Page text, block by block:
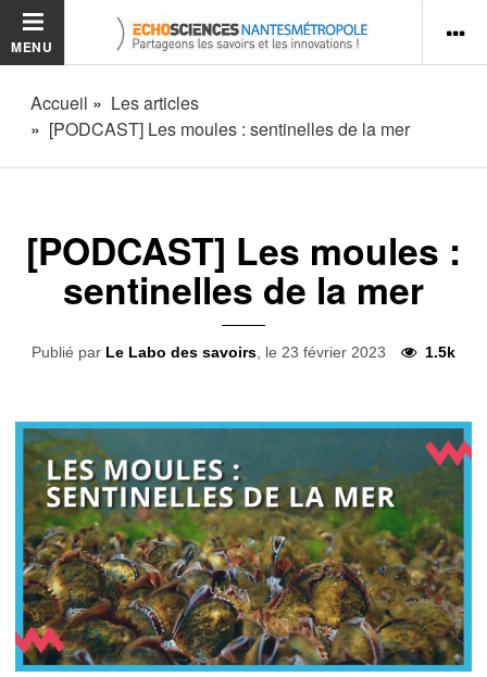
MENU
Accueil
Les articles
[PODCAST] Les moules : sentinelles de la mer
[PODCAST] Les moules :
sentinelles de la mer
Publié par Le Labo des savoirs , le 23 février 2023 1.5k